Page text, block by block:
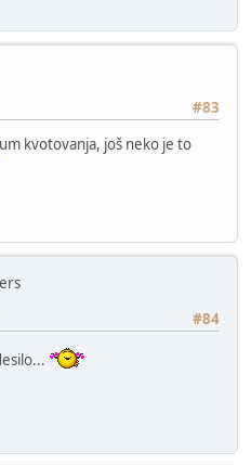
#83
kvotovanja, još neko je to
#84